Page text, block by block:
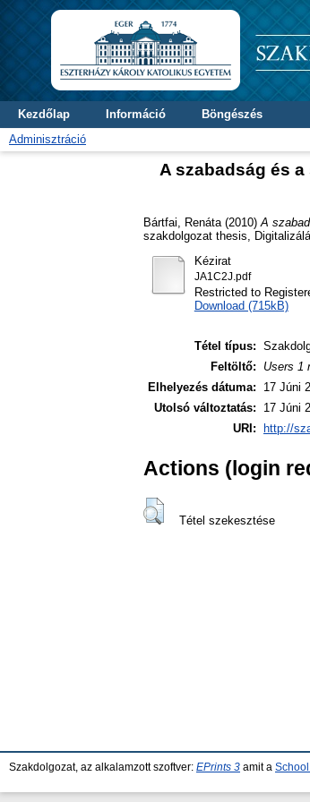
Kezdőlap Információ
Böngészés
Adminisztráció
A szabadság és
Bártfai, Renáta (2010) A
szakdolgozat thesis,
Kézirat
JA1C2J.pdf
Restricted to
Download (715kB)
Tétel típus:
Feltöltő:
Users 1
Elhelyezés dátuma:
17 Júni
Utolsó változtatás:
17 Júni
URI:
http://
Actions (login
Tétel szekesztése
Szakdolgozat, az alkalamzott szoftver: EPrints 3 amit a